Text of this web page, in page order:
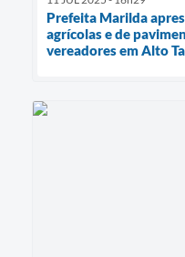
Prefeita Marilda
agrícolas e de
vereadores em Alto